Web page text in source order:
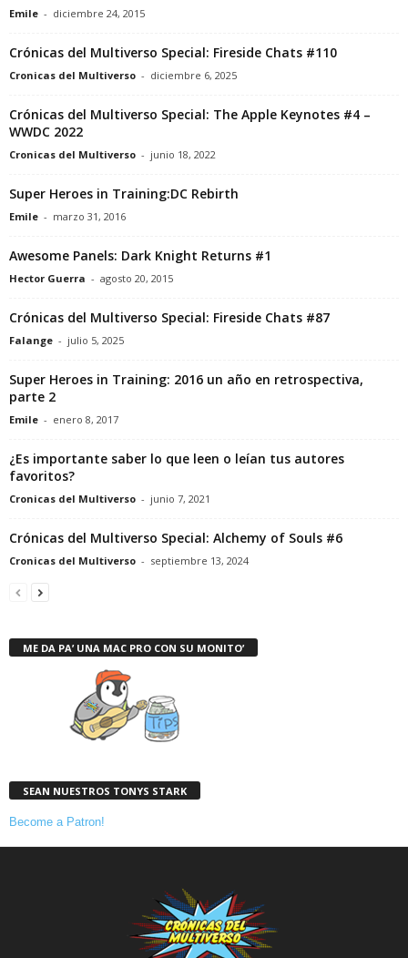
Emile - diciembre 24, 2015
Crónicas del Multiverso Special: Fireside Chats #110
Cronicas del Multiverso - diciembre 6, 2025
Crónicas del Multiverso Special: The Apple Keynotes #4 –
WWDC 2022
Cronicas del Multiverso - junio 18, 2022
Super Heroes in Training:DC Rebirth
Emile - marzo 31, 2016
Awesome Panels: Dark Knight Returns #1
Hector Guerra - agosto 20, 2015
Crónicas del Multiverso Special: Fireside Chats #87
Falange - julio 5, 2025
Super Heroes in Training: 2016 un año en retrospectiva,
parte 2
Emile - enero 8, 2017
¿Es importante saber lo que leen o leían tus autores
favoritos?
Cronicas del Multiverso - junio 7, 2021
Crónicas del Multiverso Special: Alchemy of Souls #6
Cronicas del Multiverso - septiembre 13, 2024
ME DA PA’ UNA MAC PRO CON SU MONITO’
SEAN NUESTROS TONYS STARK
Become a Patron!